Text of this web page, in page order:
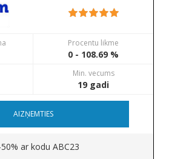
Procentu likme
0 - 108.69 %
Min. vecums
19 gadi
AIZŅEMTIES
ar kodu ABC23